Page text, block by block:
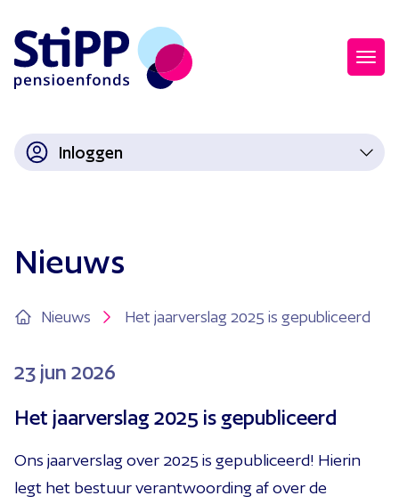
Inloggen
Nieuws
Nieuws Het jaarverslag 2025 is gepubliceerd
23 jun 2026
Het jaarverslag 2025 is gepubliceerd
Ons jaarverslag over 2025 is gepubliceerd! Hierin
legt het bestuur verantwoording af over de